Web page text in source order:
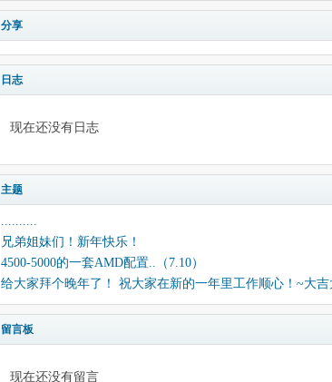
分享
日志
现在还没有日志
主题
..........
兄弟姐妹们！新年快乐！
4500-5000的一套AMD配置..（7.10）
给大家拜个晚年了！ 祝大家在新的一年里工作顺心！~大吉
留言板
现在还没有留言